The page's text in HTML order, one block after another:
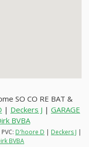
SO CO RE BAT &
| Deckers J | GARAGE
BVBA
D'hoore D | Deckers J |
BVBA